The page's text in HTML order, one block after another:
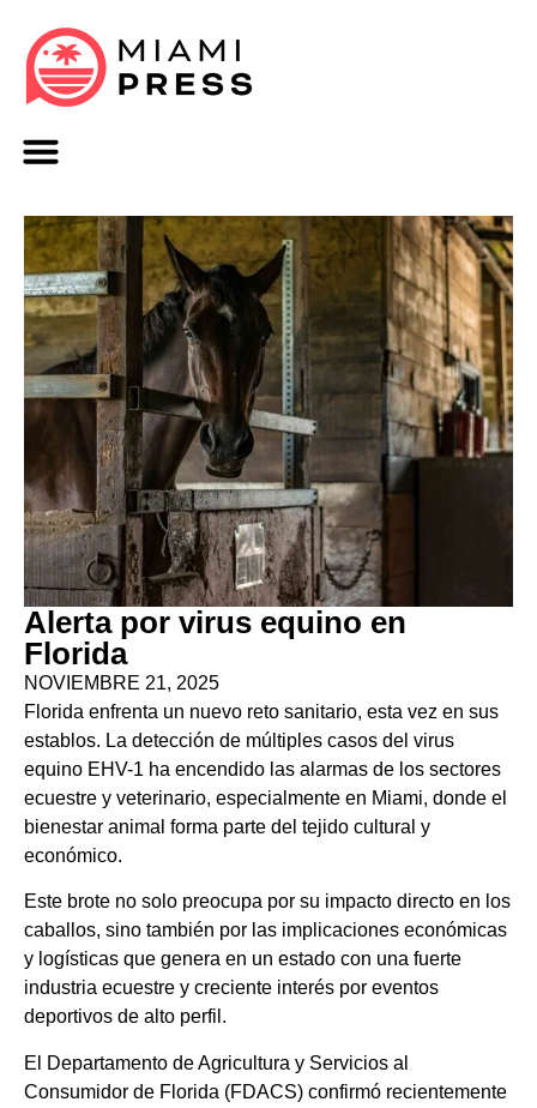
Alerta por virus equino en
Florida
NOVIEMBRE 21, 2025
Florida enfrenta un nuevo reto sanitario, esta vez en sus
establos. La detección de múltiples casos del virus
equino EHV-1 ha encendido las alarmas de los sectores
ecuestre y veterinario, especialmente en Miami, donde el
bienestar animal forma parte del tejido cultural y
económico.
Este brote no solo preocupa por su impacto directo en los
caballos, sino también por las implicaciones económicas
y logísticas que genera en un estado con una fuerte
industria ecuestre y creciente interés por eventos
deportivos de alto perfil.
El Departamento de Agricultura y Servicios al
Consumidor de Florida (FDACS) confirmó recientemente